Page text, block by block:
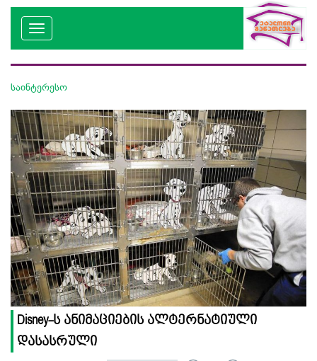
საინტერესო
Disney-ს ანიმაციების ალტერნატიული
დასასრული